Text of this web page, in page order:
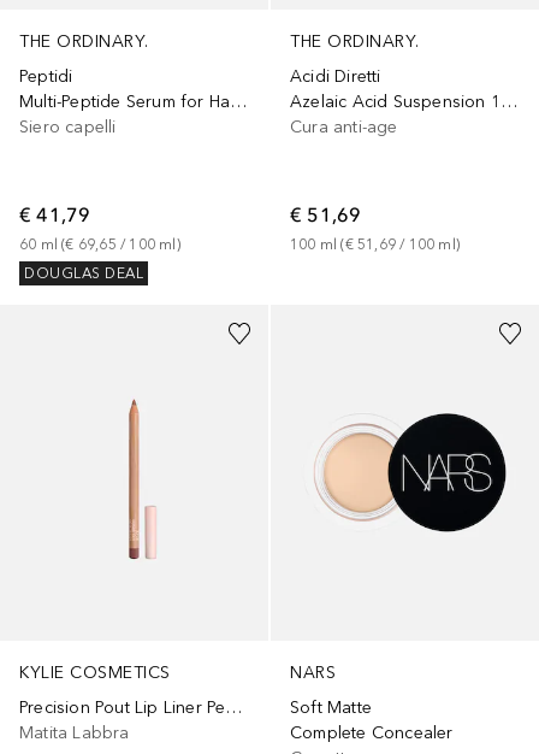
THE ORDINARY.
Peptidi
Multi-Peptide Serum for Hair Density
Siero capelli
€ 41,79
60 ml (€ 69,65 / 100 ml)
DOUGLAS DEAL
THE ORDINARY.
Acidi Diretti
Azelaic Acid Suspension 10%
Cura anti-age
€ 51,69
100 ml (€ 51,69 / 100 ml)
KYLIE COSMETICS
Precision Pout Lip Liner Pencil
Matita Labbra
+9
NARS
Soft Matte
Complete Concealer